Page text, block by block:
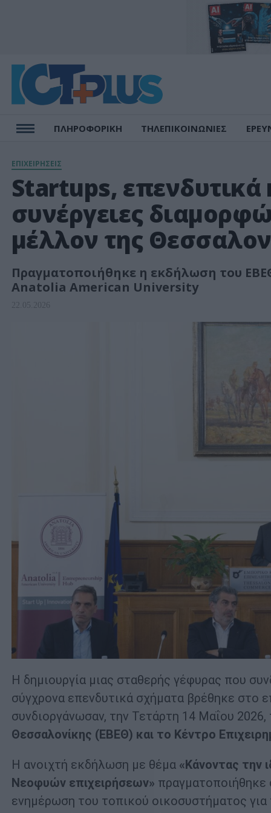
ΠΛΗΡΟΦΟΡΙΚΗ ΤΗΛΕΠΙΚΟΙΝΩΝΙΕΣ
ΕΠΙΧΕΙΡΗΣΕΙΣ
Startups, επενδυτικά
συνέργειες
μέλλον της
Πραγματοποιήθηκε η εκδήλωση του
Anatolia American University
22.05.2026
Η δημιουργία μιας σταθερής γέφυρας που
σύγχρονα επενδυτικά σχήματα βρέθηκε στο
συνδιοργάνωσαν, την Τετάρτη 14 Μαΐου 2026,
Θεσσαλονίκης (ΕΒΕΘ) και το Κέντρο
Η ανοιχτή εκδήλωση με θέμα «Κάνοντας την
Νεοφυών επιχειρήσεων»
ενημέρωση του τοπικού οικοσυστήματος